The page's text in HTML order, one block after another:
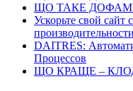
ЩО ТАКЕ
Ускорьте свой
DAITRES:
Процессов
ЩО КРАЩЕ –